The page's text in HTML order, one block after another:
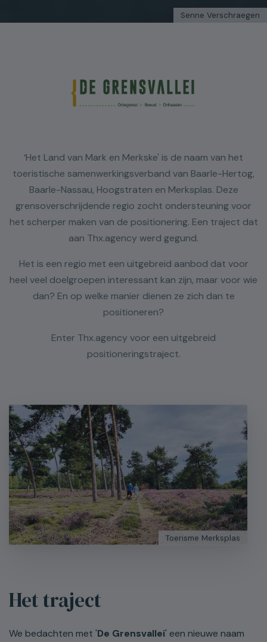
Senne Verschraegen
‘Het Land van Mark en Merkske' is de naam van het
toeristische samenwerkingsverband van Baarle-Hertog,
Baarle-Nassau, Hoogstraten en Merksplas. Deze
grensoverschrijdende regio zocht ondersteuning voor
het scherper maken van de positionering. Een traject dat
aan Thx.agency werd gegund.
Het is een regio met een uitgebreid aanbod dat voor
heel veel doelgroepen interessant kan zijn, maar voor wie
dan? En op welke manier dienen ze zich dan te
positioneren?
Enter Thx.agency voor een uitgebreid
positioneringstraject.
Toerisme Merksplas
Het traject
We bedachten met 'De Grensvallei' een nieuwe naam